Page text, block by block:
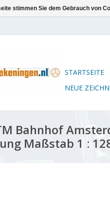
STARTSEITE
NEUE
Bahnhof
Maßstab 1 :
stimmen Sie dem Gebrauch von